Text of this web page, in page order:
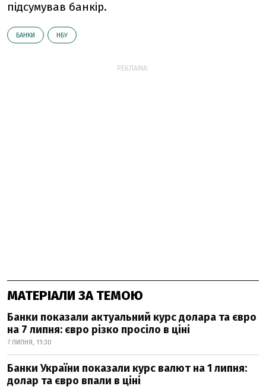
підсумував банкір.
БАНКИ НБУ
РЕКЛАМА:
МАТЕРІАЛИ ЗА ТЕМОЮ
Банки показали актуальний курс долара та євро
на 7 липня: євро різко просіло в ціні
7 ЛИПНЯ, 11:30
Банки України показали курс валют на 1 липня:
долар та євро впали в ціні